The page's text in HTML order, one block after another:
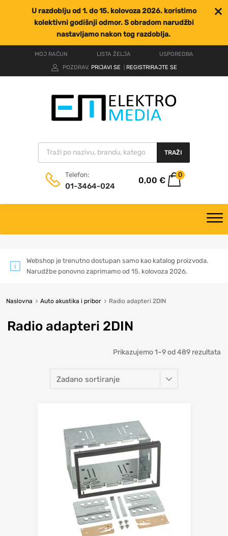
U razdoblju od 1. do 15. kolovoza 2026. koristimo
kolektivni godišnji odmor. S obradom narudžbi
nastavljamo nakon tog razdoblja.
MOJ RAČUN LISTA ŽELJA
USPOREDBA
POZDRAV. PRIJAVI SE REGISTRIRAJTE SE
TRAŽI
Telefon:
01-3464-024
0,00 €
0
Webshop je trenutno dostupan samo kao katalog proizvoda.
Narudžbe ponovno zaprimamo od 15. kolovoza 2026.
Naslovna Auto akustika i pribor Radio adapteri 2DIN
Radio adapteri 2DIN
Prikazujemo 1–9 od 489 rezultata